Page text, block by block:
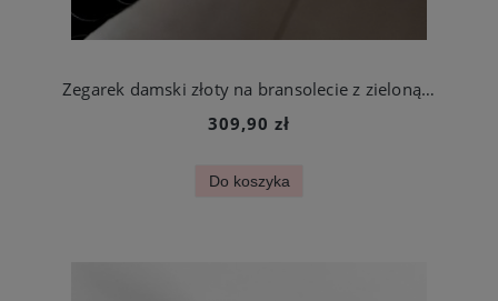
Zegarek damski złoty na bransolecie z zieloną tarczą ze stali chirurgicznej
309,90 zł
Do koszyka